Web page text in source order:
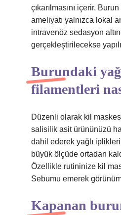
çıkarılmasını içerir.
ameliyatı yalnızca lokal
intravenöz sedasyon
gerçekleştirilecekse
Burundaki yağ
filamentleri
Düzenli olarak kil
salisilik asit ürününüzü
dahil ederek yağlı
büyük ölçüde ortadan
Özellikle rutininize kil
Sebumu emerek
Kapanan